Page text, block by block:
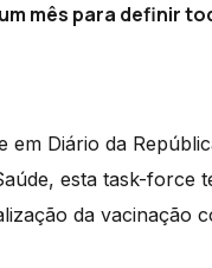
mês para definir
Diário da
esta task-force
da vacinação